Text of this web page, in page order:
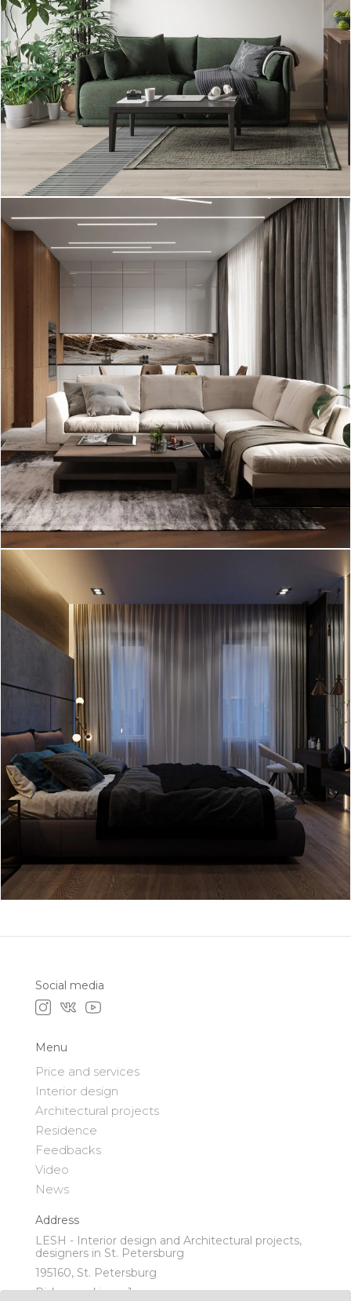
Social media
Menu
Price and services
Interior design
Architectural projects
Residence
Feedbacks
Video
News
Address
LESH - Interior design and Architectural projects,
designers in St. Petersburg
195160, St. Petersburg
Piskaryovskiy pr. 1